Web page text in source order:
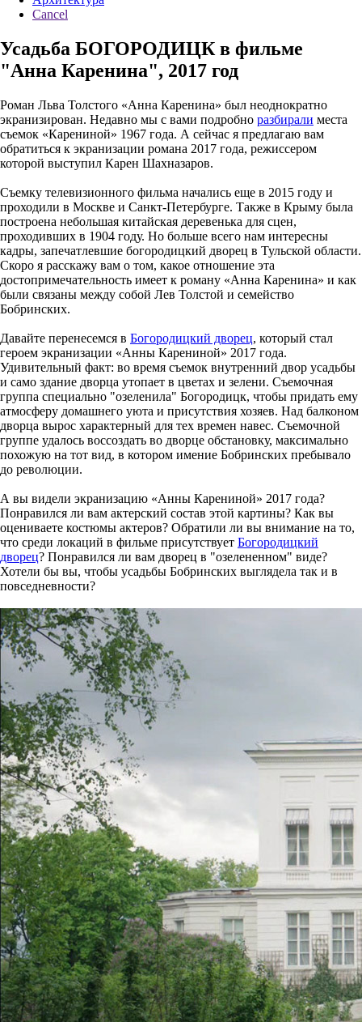
Cancel
Усадьба БОГОРОДИЦК в фильме
"Анна Каренина", 2017 год
Роман Льва Толстого «Анна Каренина» был неоднократно
экранизирован. Недавно мы с вами подробно разбирали места
съемок «Карениной» 1967 года. А сейчас я предлагаю вам
обратиться к экранизации романа 2017 года, режиссером
которой выступил Карен Шахназаров.
Съемку телевизионного фильма начались еще в 2015 году и
проходили в Москве и Санкт-Петербурге. Также в Крыму была
построена небольшая китайская деревенька для сцен,
проходивших в 1904 году. Но больше всего нам интересны
кадры, запечатлевшие богородицкий дворец в Тульской области.
Скоро я расскажу вам о том, какое отношение эта
достопримечательность имеет к роману «Анна Каренина» и как
были связаны между собой Лев Толстой и семейство
Бобринских.
Давайте перенесемся в Богородицкий дворец, который стал
героем экранизации «Анны Карениной» 2017 года.
Удивительный факт: во время съемок внутренний двор усадьбы
и само здание дворца утопает в цветах и зелени. Съемочная
группа специально "озеленила" Богородицк, чтобы придать ему
атмосферу домашнего уюта и присутствия хозяев. Над балконом
дворца вырос характерный для тех времен навес. Съемочной
группе удалось воссоздать во дворце обстановку, максимально
похожую на тот вид, в котором имение Бобринских пребывало
до революции.
А вы видели экранизацию «Анны Карениной» 2017 года?
Понравился ли вам актерский состав этой картины? Как вы
оцениваете костюмы актеров? Обратили ли вы внимание на то,
что среди локаций в фильме присутствует Богородицкий
дворец? Понравился ли вам дворец в "озелененном" виде?
Хотели бы вы, чтобы усадьбы Бобринских выглядела так и в
повседневности?